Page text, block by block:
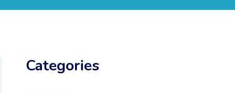
Categories